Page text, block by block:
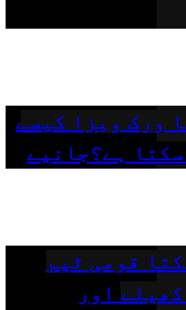
ورک ویزا کیسے
ہے؟جانیے
قومی ٹیم
اور